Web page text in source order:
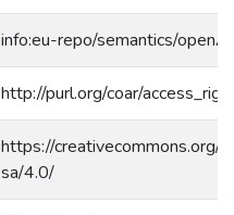
info:eu-repo/semantics/
http://purl.org/coar/
https://creativecommons.org/
sa/4.0/